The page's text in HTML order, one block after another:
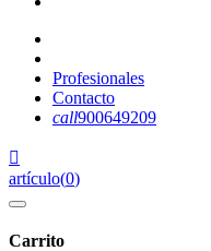
Profesionales
Contacto
call900649209

artículo(0)
Carrito